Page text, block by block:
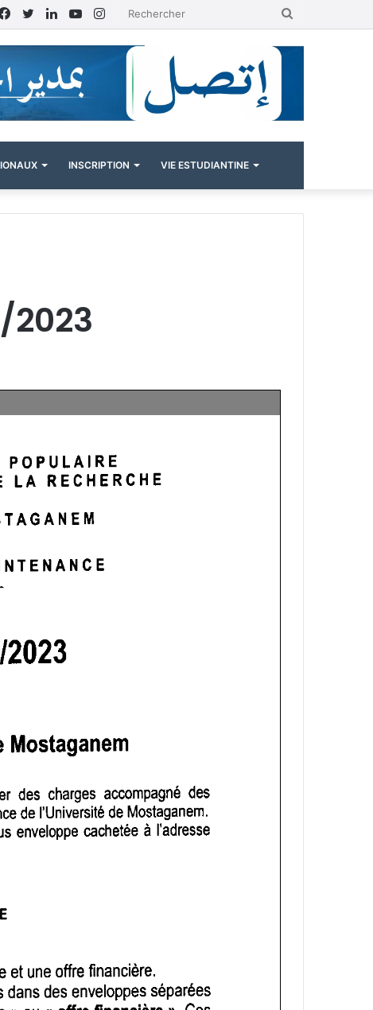
Instagram
YouTube
Linkedin
Twitter
Facebook
INSCRIPTION VIE ESTUDIANTINE
2023